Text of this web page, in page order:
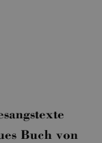
Buch von